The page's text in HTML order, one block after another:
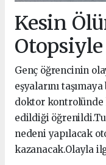
Kesin
Genç öğrencinin
eşyalarını
doktor
edildiği
nedeni yapılacak
kazanacak.Olayla